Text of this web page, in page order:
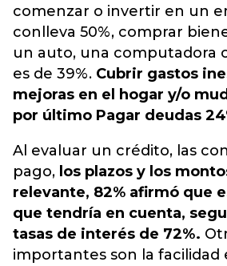
comenzar o invertir en un
conlleva 50%, comprar
un auto, una computadora
es de 39%. Cubrir gastos
mejoras en el hogar y/o
por último Pagar deudas
Al evaluar un crédito, las
pago, los plazos y los
relevante, 82% afirmó que
que tendría en cuenta,
tasas de interés de 72%.
importantes son la facilidad